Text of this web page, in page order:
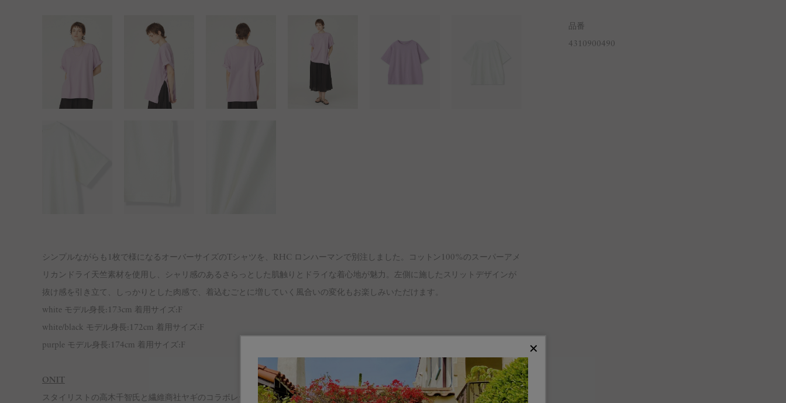
シンプルながらも1枚で様になるオーバーサイズのTシャツを、RHC ロンハーマンで別注しました。コットン100%のスーパーアメ
リカンドライ天竺素材を使用し、シャリ感のあるさらっとした肌触りとドライな着心地が魅力。左側に施したスリットデザインが
抜け感を引き立て、しっかりとした肉感で、着込むごとに増していく風合いの変化もお楽しみいただけます。
white モデル身長:173cm 着用サイズ:F
white/black モデル身長:172cm 着用サイズ:F
purple モデル身長:174cm 着用サイズ:F
ONIT
スタイリストの高木千智氏と繊維商社ヤギのコラボレーションにより、2023年にスタートしたファッションブランドONIT（オニ
品番
4310900490